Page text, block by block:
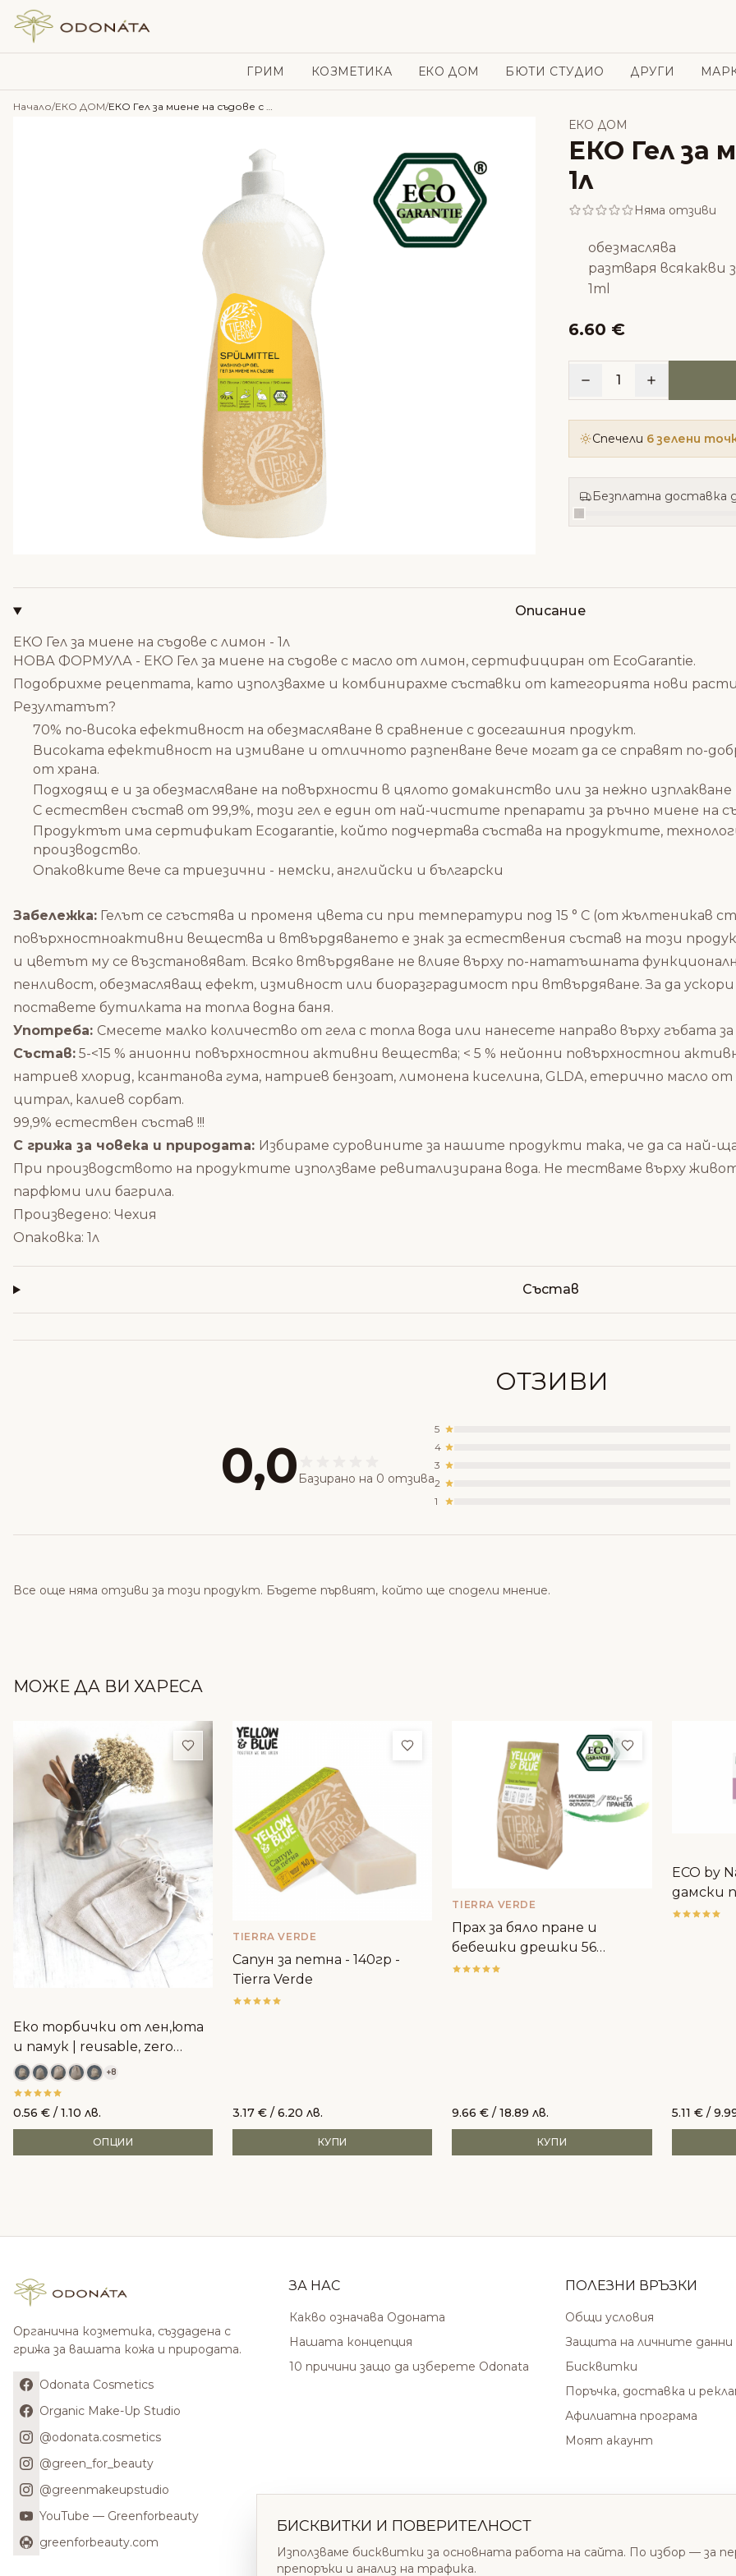
Skip to content
ГРИМ КОЗМЕТИКА ЕКО ДОМ БЮТИ СТУДИО ДРУГИ
Начало/ЕКО ДОМ/ ЕКО Гел за миене на съдове с лимон – 1л
ЕКО ДОМ
ЕКО Гел за
1л
Няма отзиви
обезмаслява
разтваря всякакви
1ml
6.60 €
1
Спечели 6 зелени
Безплатна доставка
Описание
ЕКО Гел за миене на съдове с лимон - 1л
НОВА ФОРМУЛА - ЕКО Гел за миене на съдове с масло от лимон, сертифициран от EcoGarantie.
Подобрихме рецептата, като използвахме и комбинирахме съставки от категорията нови
Резултатът?
70% по-висока ефективност на обезмасляване в сравнение с досегашния продукт.
Високата ефективност на измиване и отличното разпенване вече могат да се справят по-
от храна.
Подходящ е и за обезмасляване на повърхности в цялото домакинство или за нежно изплакване
С естествен състав от 99,9%, този гел е един от най-чистите препарати за ръчно миене на
Продуктът има сертификат Ecogarantie, който подчертава състава на продуктите,
производство.
Опаковките вече са триезични - немски, английски и български
Забележка: Гелът се сгъстява и променя цвета си при температури под 15 ° C (от жълтеникав
повърхностноактивни вещества и втвърдяването е знак за естествения състав на този
и цветът му се възстановяват. Всяко втвърдяване не влияе върху по-нататъшната
пенливост, обезмасляващ ефект, измивност или биоразградимост при втвърдяване. За да
поставете бутилката на топла водна баня.
Употреба: Смесете малко количество от гела с топла вода или нанесете направо върху гъбата
Състав: 5-<15 % анионни повърхностнои активни вещества; < 5 % нейонни повърхностнои
натриев хлорид, ксантанова гума, натриев бензоат, лимонена киселина, GLDA, етерично масло
цитрал, калиев сорбат.
99,9% естествен състав !!!
С грижа за човека и природата: Избираме суровините за нашите продукти така, че да са най-
При производството на продуктите използваме ревитализирана вода. Не тестваме върху
парфюми или багрила.
Произведено: Чехия
Опаковка: 1л
Състав
ОТЗИВИ
0,0 Базирано на 0 отзива
5
4
3
2
1
Все още няма отзиви за този продукт. Бъдете първият, който ще сподели мнение.
МОЖЕ ДА ВИ ХАРЕСА
Добави в любими
Еко торбички от лен,юта
и памук | reusable, zero
waste
+8
0.56 € / 1.10 лв.
ОПЦИИ
Добави в любими
TIERRA VERDE
Сапун за петна - 140гр -
Tierra Verde
3.17€ / 6.20 лв.
КУПИ
Добави в
TIERRA VERDE
Прах за бяло пране и
бебешки дрешки 56
пранета - Tierra Verde
9.66€ / 18.89 лв.
КУПИ
ECO by
дамски
5.11 €/
Органична козметика, създадена с
грижа за вашата кожа и природата.
Odonata Cosmetics
Organic Make-Up Studio
@odonata.cosmetics
@green_for_beauty
@greenmakeupstudio
YouTube — Greenforbeauty
greenforbeauty.com
ЗА НАС
Какво означава Одоната
Нашата концепция
10 причини защо да изберете Odonata
ПОЛЕЗНИ ВРЪЗКИ
Общи условия
Защита на личните данни
Бисквитки
Поръчка, доставка и
Афилиатна програма
Моят акаунт
БИСКВИТКИ И ПОВЕРИТЕЛНОСТ
Използваме бисквитки за основната работа на сайта. По избор — за
препоръки и анализ на трафика.